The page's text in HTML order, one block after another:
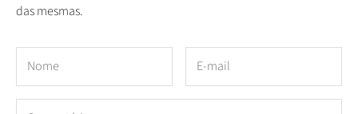
das mesmas.